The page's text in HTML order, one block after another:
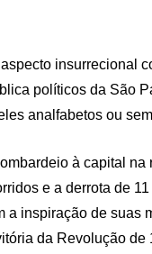
insurrecional
políticos da São
analfabetos ou
à capital na
e a derrota de
inspiração de suas
da Revolução de